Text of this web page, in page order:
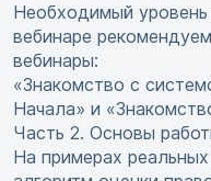
Необходимый уровень
вебинаре
вебинары:
«Знакомство с
Начала» и
Часть 2. Основы
На примерах